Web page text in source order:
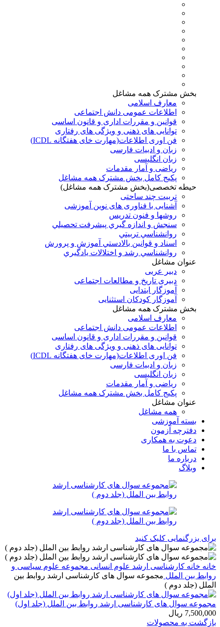
بخش مشترک همه مشاغل
معارف اسلامی
اطلاعات عمومی دانش اجتماعی
قوانین و مقررات اداری و قانون اساسی
توانایی های ذهنی و ویژگی های رفتاری
فن اوری اطلاعات(مهارت خای هفتگانه ICDL)
زبان و ادبیات فارسی
زبان انگلیسی
ریاضی و آمار مقدمات
پکیج کامل بخش مشترک همه مشاغل
حیطه تخصصی(بخش مشترک همه مشاغل)
تربیت چند ساحتی
آشنایی با فناوری های نوین آموزشی
روشها و فنون تدريس
سنجش و اندازه گيري پيشرفت تحصيلي
روانشناسي تربيتي
اسناد و قوانين بالادستي آموزش و پرورش
روانشناسي رشد و اختلالات يادگيري
عنوان مشاغل
دبير عربی
دبیری تاریخ و مطالعات اجتماعی
آموزگار ابتدایی
آموزگار کودکان استثنایی
بخش مشترک همه مشاغل
معارف اسلامی
اطلاعات عمومی دانش اجتماعی
قوانین و مقررات اداری و قانون اساسی
توانایی های ذهنی و ویژگی های رفتاری
فن اوری اطلاعات(مهارت خای هفتگانه ICDL)
زبان و ادبیات فارسی
زبان انگلیسی
ریاضی و آمار مقدمات
پکیج کامل بخش مشترک همه مشاغل
عنوان مشاغل
همه مشاغل
بسته آموزشی
دفترچه آزمون
دعوت به همکاری
تماس با ما
درباره ما
وبلاگ
برای بزرگنمایی کلیک کنید
خانه خانه کارشناسی ارشد علوم انسانی مجموعه علوم سیاسی و
روابط بین الملل مجموعه سوال های کارشناسی ارشد روابط بین
الملل (جلد دوم )
مجموعه سوال های کارشناسی ارشد روابط بین الملل (جلد اول)
7,500,000 ریال
بازگشت به محصولات